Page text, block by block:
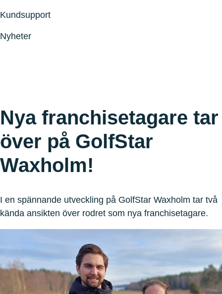
Kundsupport
Nyheter
Nya franchisetagare tar
över på GolfStar
Waxholm!
I en spännande utveckling på GolfStar Waxholm tar två
kända ansikten över rodret som nya franchisetagare.